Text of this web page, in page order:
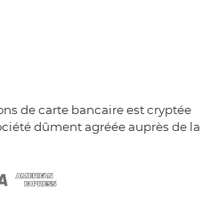
de carte bancaire est cryptée
dûment agréée auprès de la